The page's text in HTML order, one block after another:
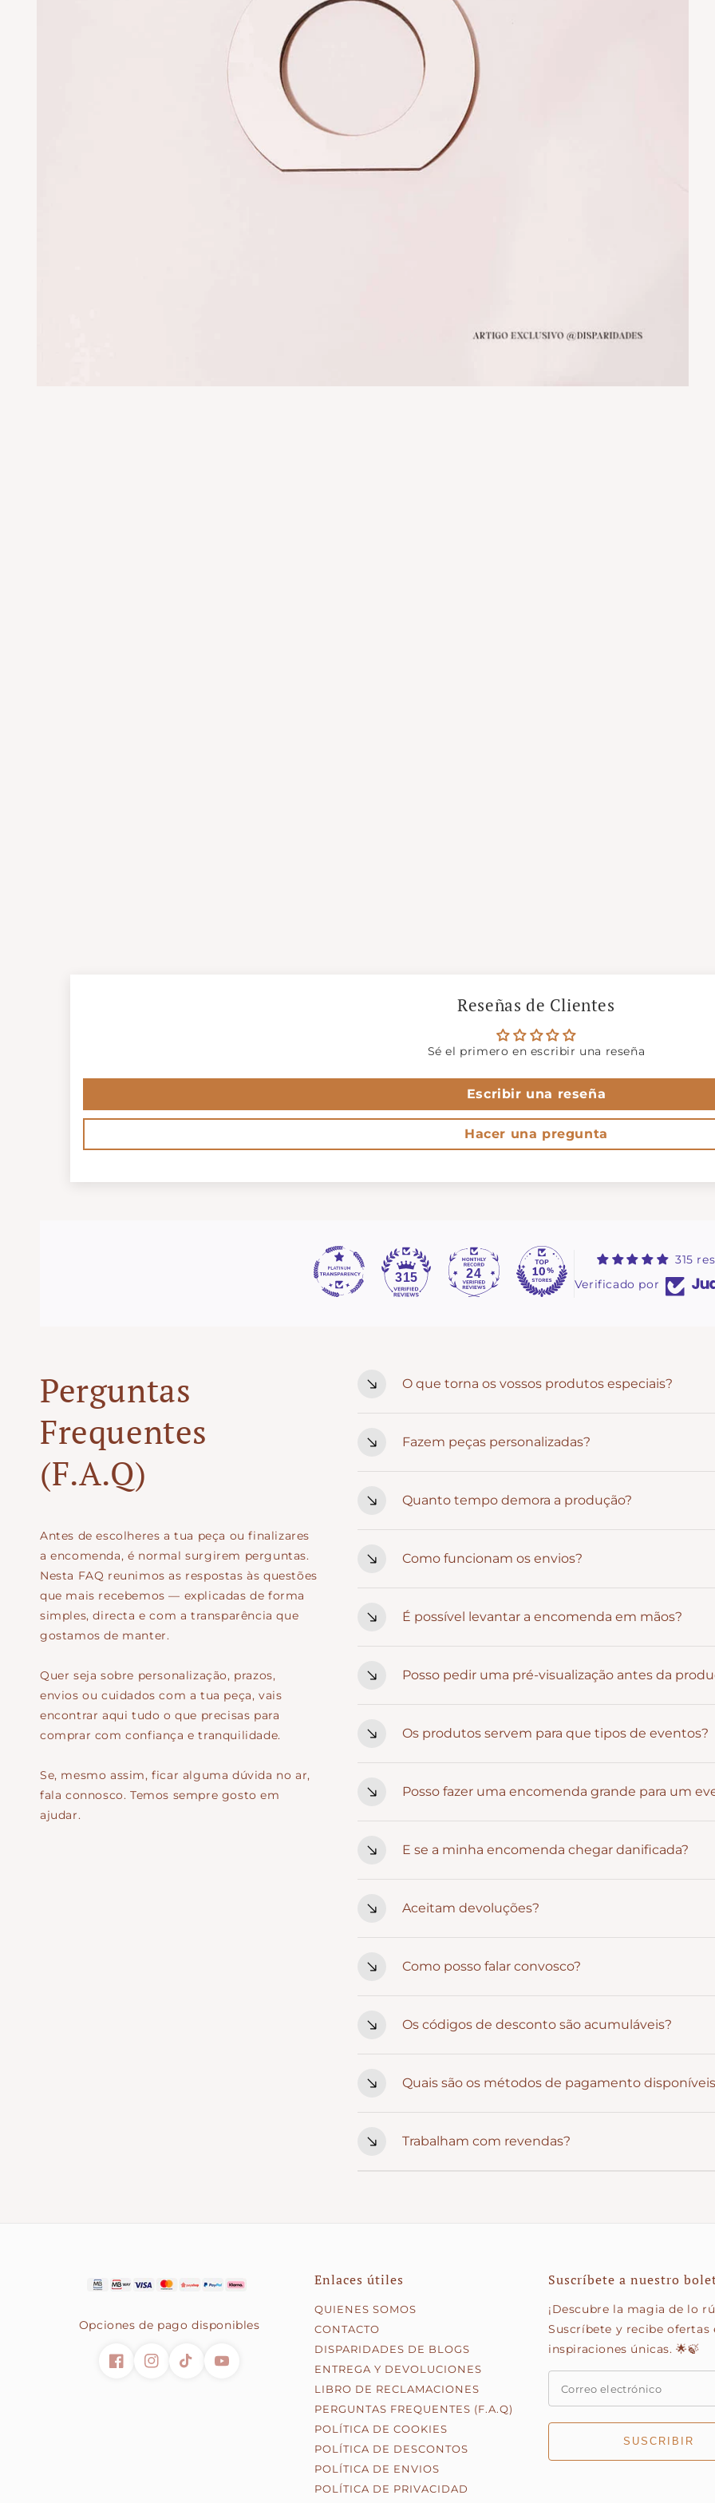
Reseñas de Clientes
Sé el primero en escribir una reseña
Escribir una reseña
Hacer una pregunta
315 24
315
Verificado por
Perguntas
Frequentes
(F.A.Q)
Antes de escolheres a tua peça ou finalizares
a encomenda, é normal surgirem perguntas.
Nesta FAQ reunimos as respostas às questões
que mais recebemos — explicadas de forma
simples, directa e com a transparência que
gostamos de manter.
Quer seja sobre personalização, prazos,
envios ou cuidados com a tua peça, vais
encontrar aqui tudo o que precisas para
comprar com confiança e tranquilidade.
Se, mesmo assim, ficar alguma dúvida no ar,
fala connosco. Temos sempre gosto em
ajudar.
O que torna os vossos produtos especiais?
estilo rústico que combina com celebrações cheias de
Fazem peças personalizadas?
uma ideia específica, fala connosco.
Quanto tempo demora a produção?
movimentadas, é sempre boa ideia encomendar com
Como funcionam os envios?
a 9 dias úteis. Recebes sempre um código de tracking
É possível levantar a encomenda em mãos?
Posso pedir uma pré-visualização antes da
Caso se aplique à peça que escolheste, avisamos sempre.
Os produtos servem para que tipos de eventos?
se facilmente a ambientes que valorizam emoção e
Posso fazer uma encomenda grande para um
exatamente como imaginaste.
E se a minha encomenda chegar danificada?
da substituição.
Aceitam devoluções?
dias, desde que estejam no estado original.
Como posso falar convosco?
Os códigos de desconto são acumuláveis?
promoção activa.
Quais são os métodos de pagamento
- Transferência bancária (IBAN)
Trabalham com revendas?
Opciones de pago disponibles
Enlaces útiles
QUIENES SOMOS
CONTACTO
DISPARIDADES DE BLOGS
ENTREGA Y DEVOLUCIONES
LIBRO DE RECLAMACIONES
PERGUNTAS FREQUENTES (F.A.Q)
POLÍTICA DE COOKIES
POLÍTICA DE DESCONTOS
POLÍTICA DE ENVIOS
POLÍTICA DE PRIVACIDAD
Suscríbete a nuestro
¡Descubre la magia de lo
Suscríbete y recibe ofertas
inspiraciones únicas. 🌟🍃
SUSCRIBIR